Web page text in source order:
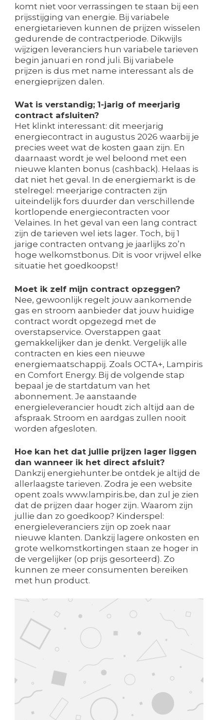
komt niet voor verrassingen te staan bij een
prijsstijging van energie. Bij variabele
energietarieven kunnen de prijzen wisselen
gedurende de contractperiode. Dikwijls
wijzigen leveranciers hun variabele tarieven
begin januari en rond juli. Bij variabele
prijzen is dus met name interessant als de
energieprijzen dalen.
Wat is verstandig; 1-jarig of meerjarig
contract afsluiten?
Het klinkt interessant: dit meerjarig
energiecontract in augustus 2026 waarbij je
precies weet wat de kosten gaan zijn. En
daarnaast wordt je wel beloond met een
nieuwe klanten bonus (cashback). Helaas is
dat niet het geval. In de energiemarkt is de
stelregel: meerjarige contracten zijn
uiteindelijk fors duurder dan verschillende
kortlopende energiecontracten voor
Velaines. In het geval van een lang contract
zijn de tarieven wel iets lager. Toch, bij 1
jarige contracten ontvang je jaarlijks zo’n
hoge welkomstbonus. Dit is voor vrijwel elke
situatie het goedkoopst!
Moet ik zelf mijn contract opzeggen?
Nee, gewoonlijk regelt jouw aankomende
gas en stroom aanbieder dat jouw huidige
contract wordt opgezegd met de
overstapservice. Overstappen gaat
gemakkelijker dan je denkt. Vergelijk alle
contracten en kies een nieuwe
energiemaatschappij. Zoals OCTA+, Lampiris
en Comfort Energy. Bij de volgende stap
bepaal je de startdatum van het
abonnement. Je aanstaande
energieleverancier houdt zich altijd aan de
afspraak. Stroom en aardgas zullen nooit
worden afgesloten.
Hoe kan het dat jullie prijzen lager liggen
dan wanneer ik het direct afsluit?
Dankzij energiehunter.be ontdek je altijd de
allerlaagste tarieven. Zodra je een website
opent zoals www.lampiris.be, dan zul je zien
dat de prijzen daar hoger zijn. Waarom zijn
jullie dan zo goedkoop? Kinderspel:
energieleveranciers zijn op zoek naar
nieuwe klanten. Dankzij lagere onkosten en
grote welkomstkortingen staan ze hoger in
de vergelijker (op prijs gesorteerd). Zo
kunnen ze meer consumenten bereiken
met hun product.